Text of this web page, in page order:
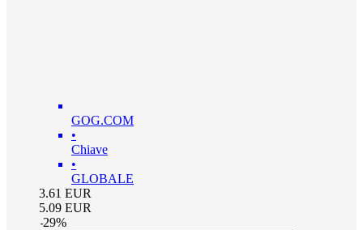
GOG.COM
•
Chiave
•
GLOBALE
3.61 EUR
5.09 EUR
-29%